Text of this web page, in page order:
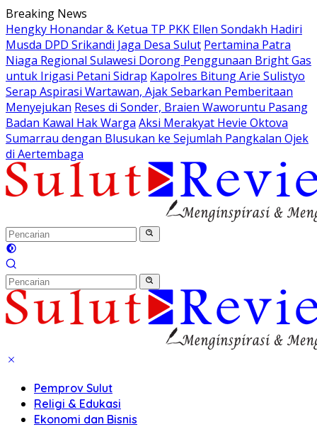
Langsung
ke
konten
Breaking News
Hengky Honandar & Ketua TP PKK Ellen Sondakh Hadiri
Musda DPD Srikandi Jaga Desa Sulut Pertamina Patra
Niaga Regional Sulawesi Dorong Penggunaan Bright Gas
untuk Irigasi Petani Sidrap Kapolres Bitung Arie Sulistyo
Serap Aspirasi Wartawan, Ajak Sebarkan Pemberitaan
Menyejukan Reses di Sonder, Braien Waworuntu Pasang
Badan Kawal Hak Warga Aksi Merakyat Hevie Oktova
Sumarrau dengan Blusukan ke Sejumlah Pangkalan Ojek
di Aertembaga
Pemprov Sulut
Religi & Edukasi
Ekonomi dan Bisnis